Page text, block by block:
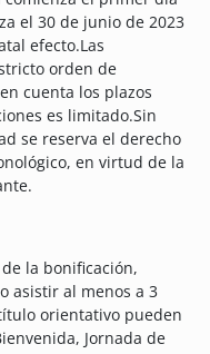
el 30 de junio de 2023
efecto.Las
orden de
cuenta los plazos
es limitado.Sin
se reserva el derecho
en virtud de la
la bonificación,
asistir al menos a 3
orientativo pueden
Jornada de